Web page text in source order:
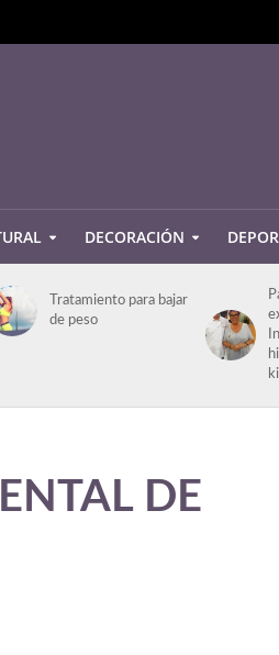
DECORACIÓN
Tratamiento para bajar
de peso
DE